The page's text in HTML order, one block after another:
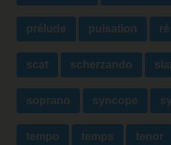
prélude pulsation ré
scat scherzando
soprano syncope
tempo temps tenor